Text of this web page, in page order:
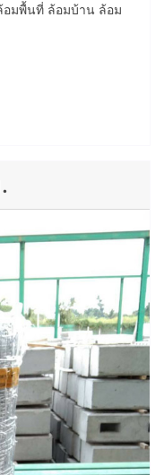
อมพื้นที่ ล้อมบ้าน ล้อม